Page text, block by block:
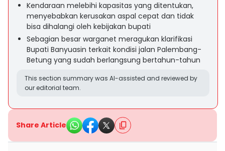
Kendaraan melebihi kapasitas yang ditentukan,
menyebabkan kerusakan aspal cepat dan tidak
bisa dihalangi oleh kebijakan bupati
Sebagian besar warganet meragukan klarifikasi
Bupati Banyuasin terkait kondisi jalan Palembang-
Betung yang sudah berlangsung bertahun-tahun
This section summary was AI-assisted and reviewed by
our editorial team.
Share Article